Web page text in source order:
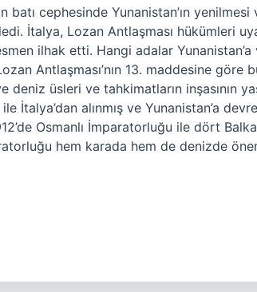
batı cephesinde Yunanistan’ın
İtalya, Lozan Antlaşması hükümleri
ilhak etti. Hangi adalar
Antlaşması’nın 13. maddesine göre
üsleri ve tahkimatların inşasının
İtalya’dan alınmış ve Yunanistan’a
Osmanlı İmparatorluğu ile dört
hem karada hem de denizde